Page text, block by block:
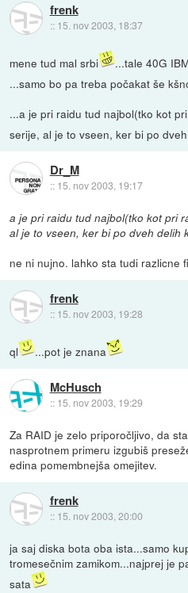
frenk
:: 15. nov 2003, 18:37
mene tud mal srbi
...tale 40G
...samo bo pa treba počakat še
...a je pri raidu tud najbol(tko kot
serije, al je to vseen, ker bi po
Dr_M
:: 15. nov 2003, 19:17
a je pri raidu tud najbol(tko kot pri
al je to vseen, ker bi po dveh delih
ne ni nujno. lahko sta tudi razlicne
frenk
:: 15. nov 2003, 19:28
ql ...pot je znana
McHusch
:: 15. nov 2003, 19:29
Za RAID je zelo priporočljivo, da
nasprotnem primeru izgubiš
edina pomembnejša omejitev.
frenk
:: 15. nov 2003, 20:00
ja saj diska bota oba ista...samo
tromesečnim zamikom...najprej je
sata